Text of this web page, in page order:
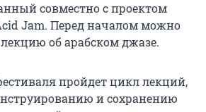
совместно с проектом
Jam. Перед началом можно
об арабском джазе.
пройдет цикл лекций,
и сохранению